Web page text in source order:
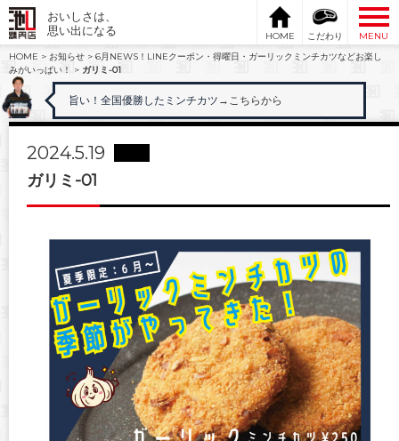
おいしさは、
思い出になる
HOME こだわり
MENU
HOME > お知らせ > 6月NEWS！LINEクーポン・得曜日・ガーリックミンチカツなどお楽し
みがいっぱい！
> ガリミ-01
旨い！全国優勝したミンチカツ →こちらから
2024.5.19
ガリミ-01